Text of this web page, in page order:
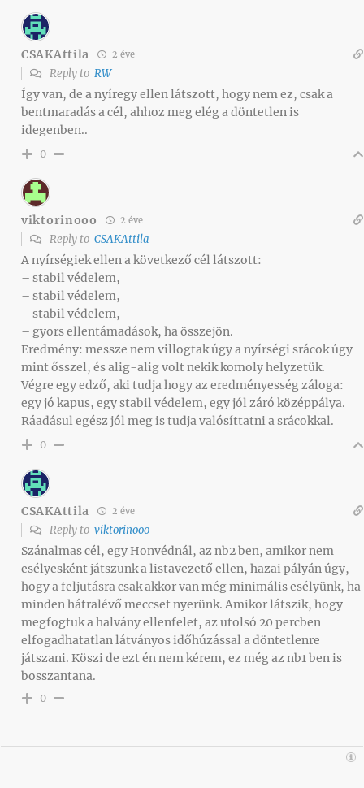
CSAKAttila 2 éve
Reply to RW
Így van, de a nyíregy ellen látszott, hogy nem ez, csak a
bentmaradás a cél, ahhoz meg elég a döntetlen is
idegenben..
0
viktorinooo 2 éve
Reply to CSAKAttila
A nyírségiek ellen a következő cél látszott:
– stabil védelem,
– stabil védelem,
– stabil védelem,
– gyors ellentámadások, ha összejön.
Eredmény: messze nem villogtak úgy a nyírségi srácok úgy
mint ősszel, és alig-alig volt nekik komoly helyzetük.
Végre egy edző, aki tudja hogy az eredményesség záloga:
egy jó kapus, egy stabil védelem, egy jól záró középpálya.
Ráadásul egész jól meg is tudja valósíttatni a srácokkal.
0
CSAKAttila 2 éve
Reply to viktorinooo
Szánalmas cél, egy Honvédnál, az nb2 ben, amikor nem
esélyesként játszunk a listavezető ellen, hazai pályán úgy,
hogy a feljutásra csak akkor van még minimális esélyünk, ha
minden hátralévő meccset nyerünk. Amikor látszik, hogy
megfogtuk a halvány ellenfelet, az utolsó 20 percben
elfogadhatatlan látványos időhúzással a döntetlenre
játszani. Köszi de ezt én nem kérem, ez még az nb1 ben is
bosszantana.
0